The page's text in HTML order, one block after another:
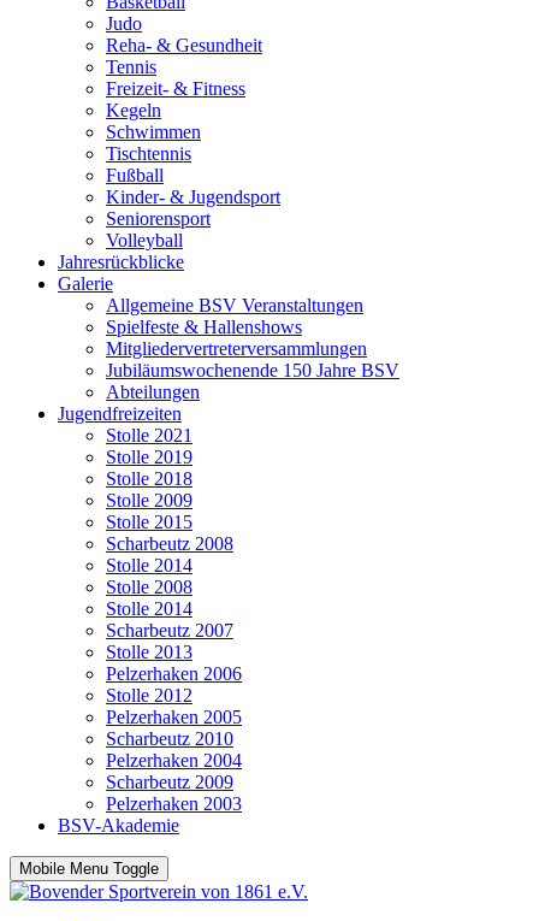
Judo
Reha- & Gesundheit
Tennis
Freizeit- & Fitness
Kegeln
Schwimmen
Tischtennis
Fußball
Kinder- & Jugendsport
Seniorensport
Volleyball
Jahresrückblicke
Galerie
Allgemeine BSV Veranstaltungen
Spielfeste & Hallenshows
Mitgliedervertreterversammlungen
Jubiläumswochenende 150 Jahre BSV
Abteilungen
Jugendfreizeiten
Stolle 2021
Stolle 2019
Stolle 2018
Stolle 2009
Stolle 2015
Scharbeutz 2008
Stolle 2014
Stolle 2008
Stolle 2014
Scharbeutz 2007
Stolle 2013
Pelzerhaken 2006
Stolle 2012
Pelzerhaken 2005
Scharbeutz 2010
Pelzerhaken 2004
Scharbeutz 2009
Pelzerhaken 2003
BSV-Akademie
Mobile Menu Toggle